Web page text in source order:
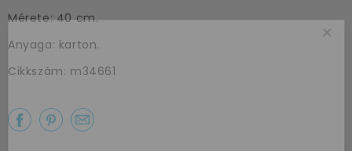
Mérete: 40 cm.
Anyaga: karton.
Cikkszám: m34661
×